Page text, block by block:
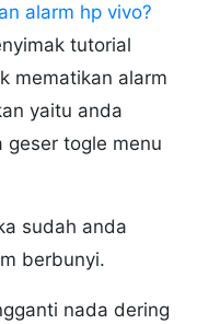
alarm hp vivo?
tutorial
mematikan alarm
yaitu anda
geser togle menu
sudah anda
berbunyi.
nada dering